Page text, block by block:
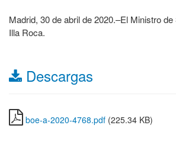
Madrid, 30 de abril de 2020.–El Ministro
Illa Roca.
Descargas
boe-a-2020-4768.pdf (225.34 KB)